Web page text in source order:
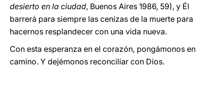
desierto en la ciudad, Buenos Aires 1986, 59), y Él
barrerá para siempre las cenizas de la muerte para
hacernos resplandecer con una vida nueva.
Con esta esperanza en el corazón, pongámonos en
camino. Y dejémonos reconciliar con Dios.